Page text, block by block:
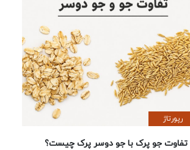
رپورتاژ
تفاوت جو پرک با جو دوسر پرک چیست؟